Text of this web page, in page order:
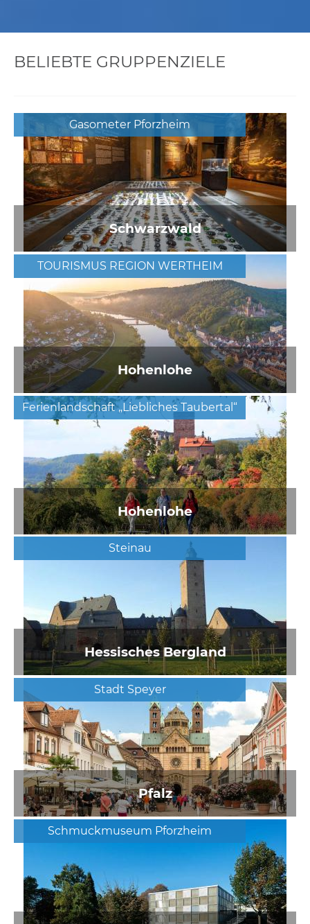
BELIEBTE GRUPPENZIELE
Gasometer Pforzheim
Schwarzwald
TOURISMUS REGION WERTHEIM
Hohenlohe
Ferienlandschaft „Liebliches Taubertal“
Hohenlohe
Steinau
Hessisches Bergland
Stadt Speyer
Pfalz
Schmuckmuseum Pforzheim